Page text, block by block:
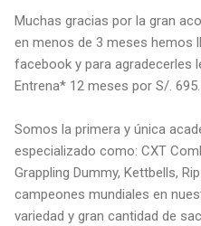
Muchas gracias por la gran
en menos de 3 meses hemos
facebook y para agradecerles
Entrena* 12 meses por S/. 695.
Somos la primera y única
especializado como: CXT
Grappling Dummy, Kettbells,
campeones mundiales en
variedad y gran cantidad de